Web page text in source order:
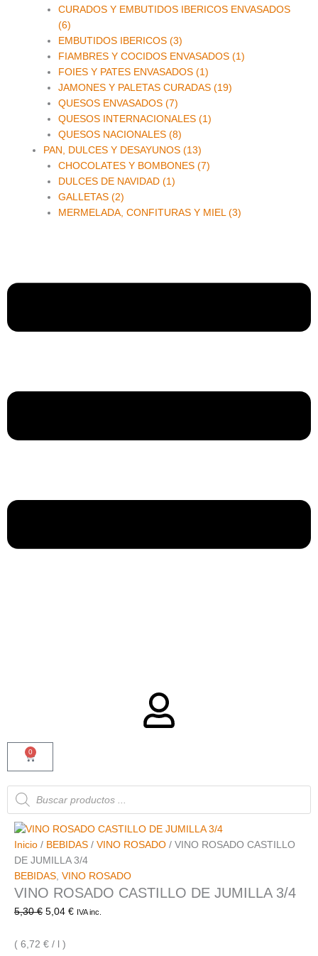
CURADOS Y EMBUTIDOS IBERICOS ENVASADOS
(6)
EMBUTIDOS IBERICOS (3)
FIAMBRES Y COCIDOS ENVASADOS (1)
FOIES Y PATES ENVASADOS (1)
JAMONES Y PALETAS CURADAS (19)
QUESOS ENVASADOS (7)
QUESOS INTERNACIONALES (1)
QUESOS NACIONALES (8)
PAN, DULCES Y DESAYUNOS (13)
CHOCOLATES Y BOMBONES (7)
DULCES DE NAVIDAD (1)
GALLETAS (2)
MERMELADA, CONFITURAS Y MIEL (3)
0
Carrito
Búsqueda
de
productos
Inicio / BEBIDAS / VINO ROSADO / VINO ROSADO CASTILLO
DE JUMILLA 3/4
BEBIDAS VINO ROSADO
VINO ROSADO CASTILLO DE JUMILLA 3/4
5,30€ 5,04 € IVA inc.
( 6,72 € / l )